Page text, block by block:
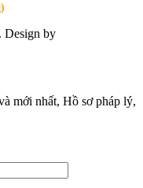
Design by
mới nhất, Hồ sơ pháp lý,